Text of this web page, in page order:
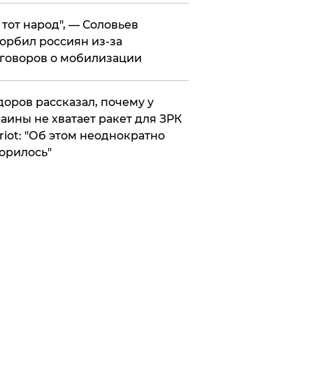
народ", — Соловьев
россиян из-за
о мобилизации
рассказал, почему у
не хватает ракет для ЗРК
"Об этом неоднократно